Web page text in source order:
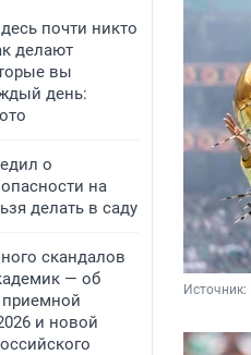
почти никто
делают
вы
день:
о
на
делать в саду
скандалов
— об
и новой
Источник: